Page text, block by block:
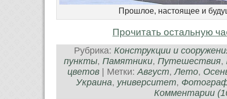
Прошлое, настоящее и
Прочитать остальную
Рубрика: Конструкции и
пункты, Памятники, Путешествия,
цветов | Метки:Август,Лето,
Украина, университет,
Комментарии